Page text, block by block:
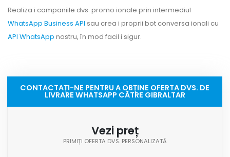
Realiza i campaniile dvs. promo ionale prin intermediul
WhatsApp Business API sau crea i proprii bot conversa ionali cu
API WhatsApp nostru, în mod facil i sigur.
CONTACTAȚI-NE PENTRU A OBȚINE OFERTA DVS. DE
LIVRARE WHATSAPP CĂTRE GIBRALTAR
Vezi preț
PRIMIȚI OFERTA DVS. PERSONALIZATĂ